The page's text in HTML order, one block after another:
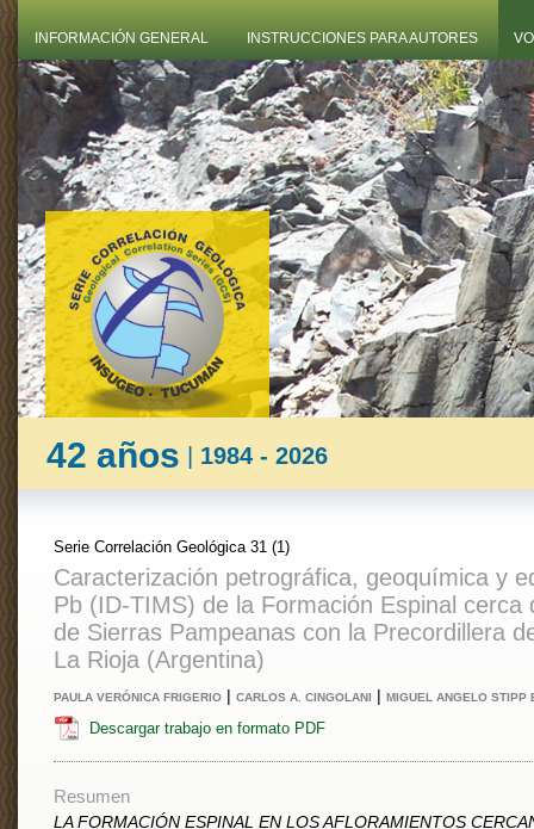
INFORMACIÓN GENERAL INSTRUCCIONES PARA AUTORES
42 años | 1984 - 2026
Serie Correlación Geológica 31 (1)
Caracterización petrográfica, geoquímica y
Pb (ID-TIMS) de la Formación Espinal cerca
de Sierras Pampeanas con la Precordillera
La Rioja (Argentina)
PAULA VERÓNICA FRIGERIO | CARLOS A. CINGOLANI | MIGUEL ANGELO STIPP
Descargar trabajo en formato PDF
Resumen
LA FORMACIÓN ESPINAL EN LOS AFLORAMIENTOS